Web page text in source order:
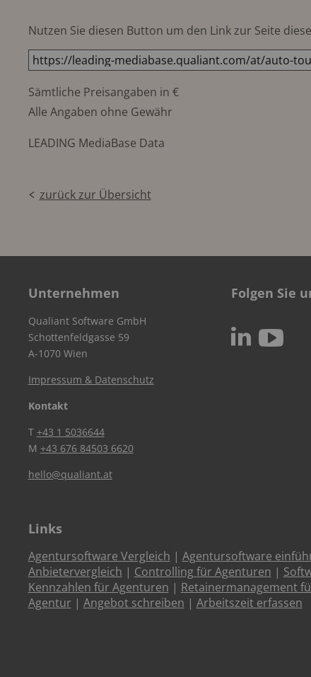
Nutzen Sie diesen Button um den Link zur Seite
Sämtliche Preisangaben in €
Alle Angaben ohne Gewähr
LEADING MediaBase Data
zurück zur Übersicht
Unternehmen
Qualiant Software GmbH
Schottenfeldgasse 59
A-1070 Wien
Impressum & Datenschutz
Kontakt
T +43 1 5036644
M +43 676 84503 6620
hello@qualiant.at
Folgen Sie
N c
Links
Agentursoftware Vergleich | Agentursoftware
Anbietervergleich | Controlling für Agenturen |
Kennzahlen für Agenturen | Retainermanagement
Agentur | Angebot schreiben | Arbeitszeit erfassen